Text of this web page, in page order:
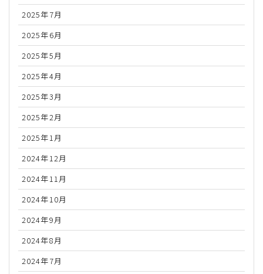
2025年7月
2025年6月
2025年5月
2025年4月
2025年3月
2025年2月
2025年1月
2024年12月
2024年11月
2024年10月
2024年9月
2024年8月
2024年7月